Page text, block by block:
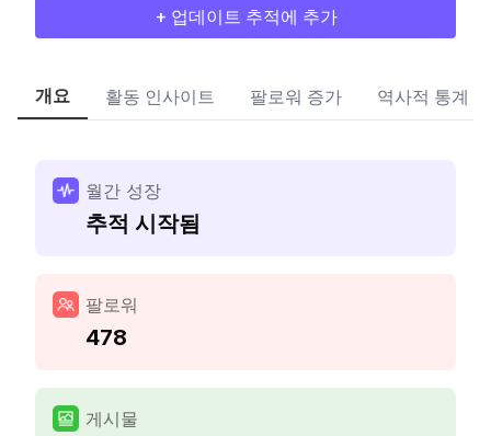
+ 업데이트 추적에 추가
개요 활동 인사이트 팔로워 증가 역사적 통계
월간 성장
추적 시작됨
팔로워
478
게시물